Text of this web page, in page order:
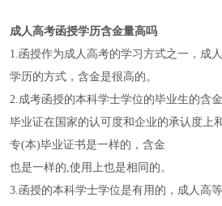
成人高考函授学历含金量高吗
1.函授作为成人高考的学习方式之一，成
学历的方式，含金是很高的。
2.成考函授的本科学士学位的毕业生的含
毕业证在国家的认可度和企业的承认度上
专(本)毕业证书是一样的，含金
也是一样的,使用上也是相同的。
3.函授的本科学士学位是有用的，成人高